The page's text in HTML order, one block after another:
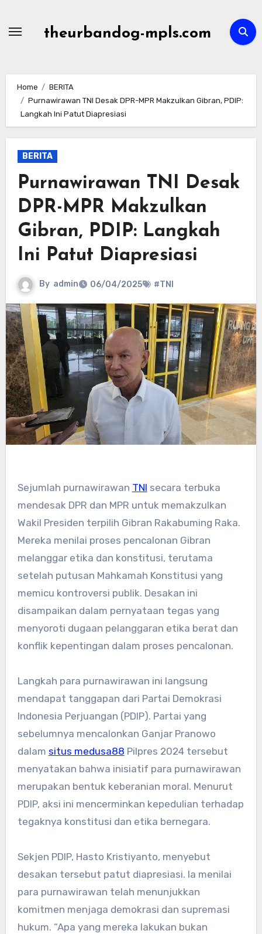
theurbandog-mpls.com
Home
BERITA
Purnawirawan TNI Desak DPR-MPR Makzulkan Gibran, PDIP:
Langkah Ini Patut Diapresiasi
BERITA
Purnawirawan TNI Desak
DPR-MPR Makzulkan
Gibran, PDIP: Langkah
Ini Patut Diapresiasi
By admin 06/04/2025 #TNI
Sejumlah purnawirawan TNI secara terbuka
mendesak DPR dan MPR untuk memakzulkan
Wakil Presiden terpilih Gibran Rakabuming Raka.
Mereka menilai proses pencalonan Gibran
melanggar etika dan konstitusi, terutama
setelah putusan Mahkamah Konstitusi yang
memicu kontroversi publik. Desakan ini
disampaikan dalam pernyataan tegas yang
menyoroti dugaan pelanggaran etika berat dan
konflik kepentingan dalam proses pencalonan.
Langkah para purnawirawan ini langsung
mendapat tanggapan dari Partai Demokrasi
Indonesia Perjuangan (PDIP). Partai yang
sebelumnya mencalonkan Ganjar Pranowo
dalam situs medusa88 Pilpres 2024 tersebut
menyatakan bahwa inisiatif para purnawirawan
merupakan bentuk keberanian moral. Menurut
PDIP, aksi ini mencerminkan kepedulian terhadap
tegaknya konstitusi dan etika bernegara.
Sekjen PDIP, Hasto Kristiyanto, menyebut
desakan tersebut patut diapresiasi. Ia menilai
para purnawirawan telah menunjukkan
komitmen menjaga demokrasi dan supremasi
hukum. “Apa yang mereka lakukan bukan